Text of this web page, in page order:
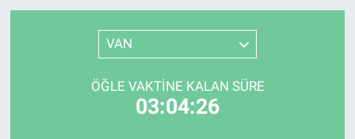
VAN
ÖĞLE VAKTINE KALAN SÜRE
03:04:26
Depolama Çözümleri
İnşaat ve Malzeme
HaberOrtak